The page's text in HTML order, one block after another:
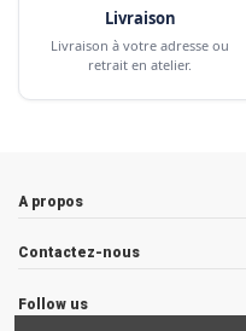
Livraison
Livraison à votre adresse ou
retrait en atelier.
A propos
Contactez-nous
Follow us